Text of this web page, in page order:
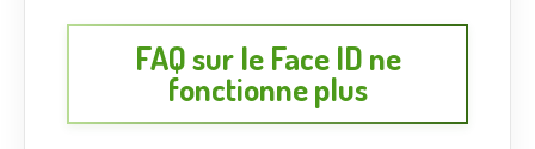
FAQ sur le Face ID ne
fonctionne plus